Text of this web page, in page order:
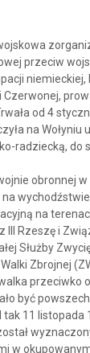
przeciw
od 4
na Wołyniu
radziecką, do
obronnej w
na
III Rzeszę i
Służby
Zbrojnej
przeciwko
być
11 listopada
w